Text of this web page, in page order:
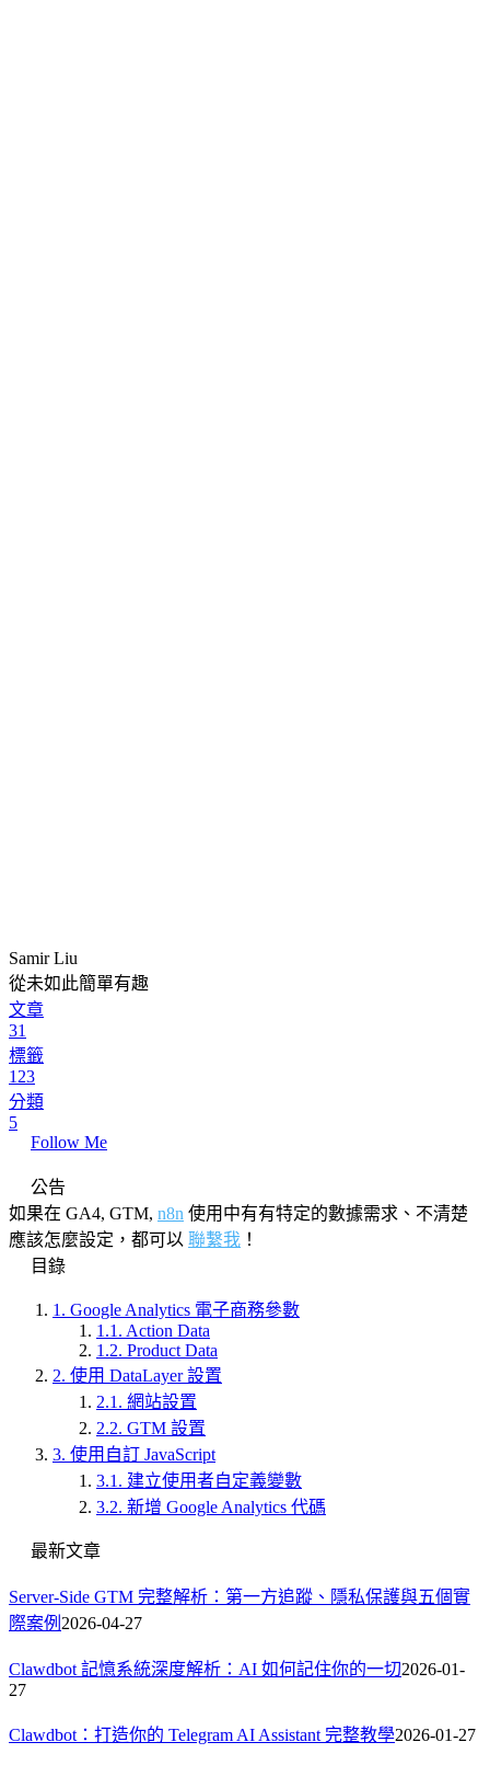
Samir Liu
從未如此簡單有趣
文章
31
標籤
123
分類
5
Follow Me
公告
如果在 GA4, GTM, n8n 使用中有有特定的數據需求、不清楚
應該怎麼設定，都可以 聯繫我 ！
目錄
1. Google Analytics 電子商務參數
1.1. Action Data
1.2. Product Data
2. 使用 DataLayer 設置
2.1. 網站設置
2.2. GTM 設置
3. 使用自訂 JavaScript
3.1. 建立使用者自定義變數
3.2. 新增 Google Analytics 代碼
最新文章
Server-Side GTM 完整解析：第一方追蹤、隱私保護與五個實
際案例 2026-04-27
Clawdbot 記憶系統深度解析：AI 如何記住你的一切2026-01-
27
Clawdbot：打造你的 Telegram AI Assistant 完整教學2026-01-27